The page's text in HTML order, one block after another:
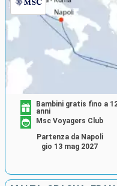
Bambini gratis fino a
anni
Msc Voyagers Club
Partenza da Napoli
gio 13 mag 2027